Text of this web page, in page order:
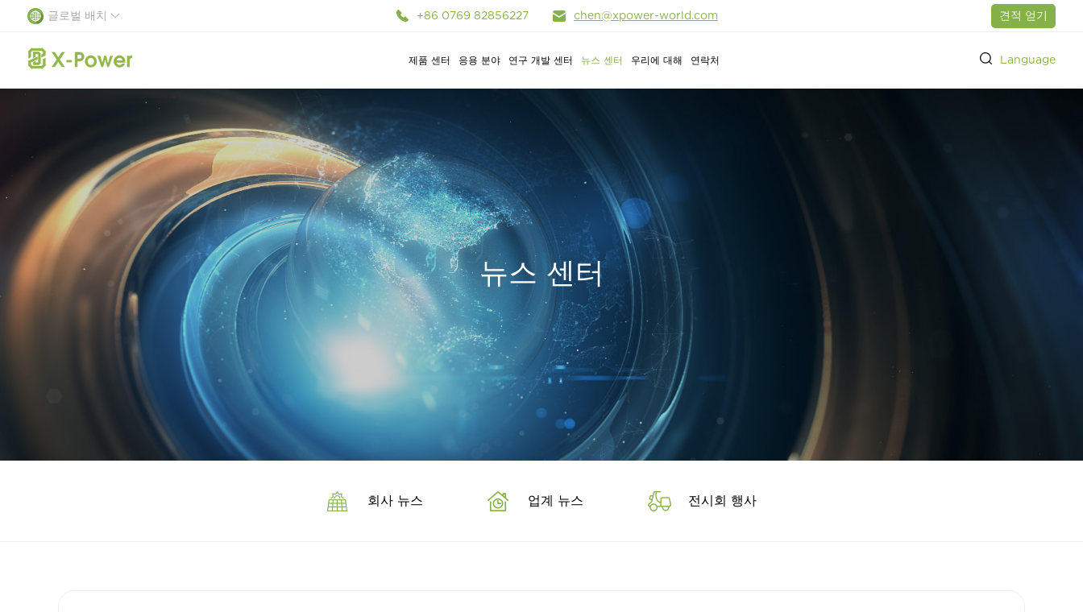
글로벌 배치 +86 0769 82856227 chen@xpower-world.com 견적 얻기
제품 센터
가정 에너지 저장 경차 리튬이온 전지 휴대용 에너지 저장
응용 분야
가정 에너지 저장 경전동차 야외 야영
연구 개발 센터
리튬 이온 셀 배터리 관리 시스템 소프트웨어
뉴스 센터
회사 뉴스 업계 뉴스
우리에 대해
회사 소개 발전 과정 엔터프라이즈 전시
연락처
X-Power 온라인 메시지
Language
뉴스 센터
회사 뉴스 업계 뉴스 전시회 행사